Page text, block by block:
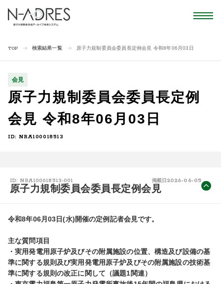
TOP 検索結果一覧 原子力規制委員会委員長定例会見 令和8年06月03日
会見
原子力規制委員会委員長定例
会見 令和8年06月03日
ID: NRA100018513
ID: NRA100018513-001 掲載日 2026-06-05
原子力規制委員会委員長定例会見
令和8年06月03日(水)開催の定例記者会見です。
主な質問項目
・実用発電用原子炉及びその附属施設の位置、構造及び設備の基
準に関する規則及び実用発電用原子炉及びその附属施設の技術基
準に関する規則の改正に関して（議題1関連）